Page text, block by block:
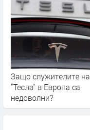
Защо служителите на
"Тесла" в Европа са
недоволни?